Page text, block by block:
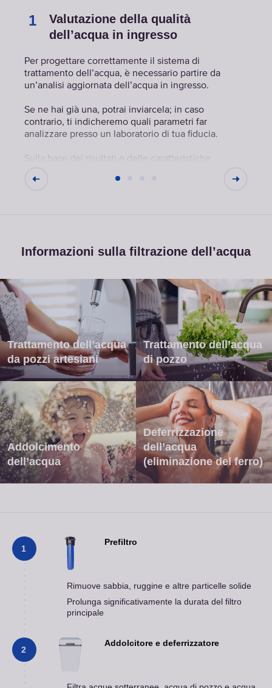
1
Valutazione della qualità
dell’acqua in ingresso
Per progettare correttamente il sistema di
trattamento dell’acqua, è necessario partire da
un’analisi aggiornata dell’acqua in ingresso.
Se ne hai già una, potrai inviarcela; in caso
contrario, ti indicheremo quali parametri far
analizzare presso un laboratorio di tua fiducia.
Sulla base dei risultati e delle caratteristiche
soluzione più adatta, tenendo conto anche delle
Informazioni sulla filtrazione dell’acqua
Trattamento dell’acqua
da pozzi artesiani
Trattamento dell’acqua
di pozzo
Addolcimento
dell’acqua
Deferrizzazione
dell’acqua
(eliminazione del ferro)
1
Prefiltro
Rimuove sabbia, ruggine e altre particelle solide
Prolunga significativamente la durata del filtro
principale
2
Addolcitore e deferrizzatore